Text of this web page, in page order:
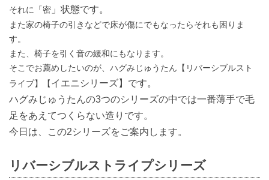
それに「密 」 状態です。
また家の椅子の引きなどで床が傷にでもなったらそれも困りま
す。
また、椅子を引く音の緩和にもなります。
そこでお薦めしたいのが、ハグみじゅうたん【リバーシブルスト
ライプ】【イエニシリーズ】です。
ハグみじゅうたんの3つのシリーズの中では一番薄手で毛
足をあえてつくらない造りです。
今日は、この2シリーズをご案内します。
リバーシブルストライプシリーズ